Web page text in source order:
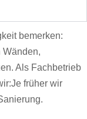
bemerken:
Wänden,
Als Fachbetrieb
früher wir